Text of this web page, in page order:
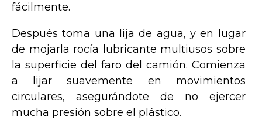
fácilmente.
Después toma una lija de agua, y en lugar
de mojarla rocía lubricante multiusos sobre
la superficie del faro del camión. Comienza
a lijar suavemente en movimientos
circulares, asegurándote de no ejercer
mucha presión sobre el plástico.